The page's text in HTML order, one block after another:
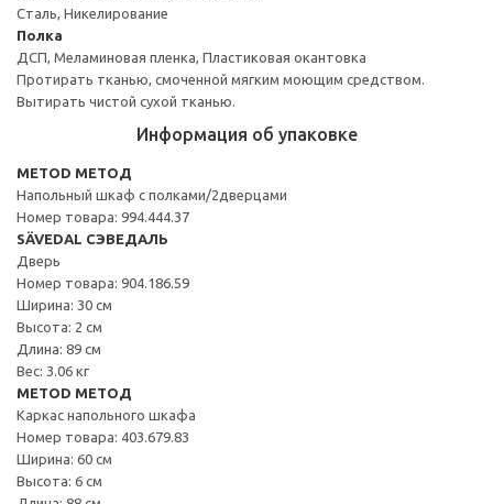
Сталь, Никелирование
Полка
ДСП, Меламиновая пленка, Пластиковая окантовка
Протирать тканью, смоченной мягким моющим средством.
Вытирать чистой сухой тканью.
Информация об упаковке
METOD МЕТОД
Напольный шкаф с полками/2дверцами
Номер товара: 994.444.37
SÄVEDAL СЭВЕДАЛЬ
Дверь
Номер товара: 904.186.59
Ширина: 30 см
Высота: 2 см
Длина: 89 см
Вес: 3.06 кг
METOD МЕТОД
Каркас напольного шкафа
Номер товара: 403.679.83
Ширина: 60 см
Высота: 6 см